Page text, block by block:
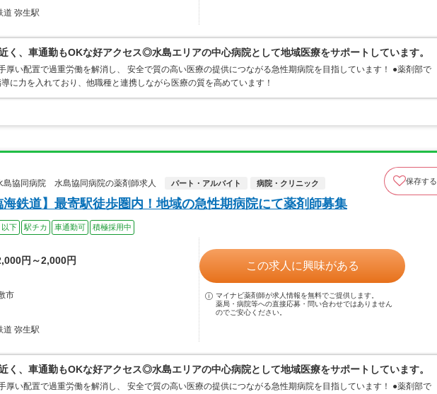
道 弥生駅
く、車通勤もOKな好アクセス◎水島エリアの中心病院として地域医療をサポートしています。
厚い配置で過重労働を解消し、 安全で質の高い医療の提供につながる急性期病院を目指しています！ ●薬剤部で
に力を入れており、他職種と連携しながら医療の質を高めています！
協同病院 水島協同病院の薬剤師求人
パート・アルバイト 病院・クリニック 保存する
海鉄道】最寄駅徒歩圏内！地域の急性期病院にて薬剤師募集
以下 駅チカ 車通勤可 積極採用中
円～2,000円
市
道 弥生駅
この求人に興味がある
マイナビ薬剤師が求人情報を無料でご提供します。
薬局・病院等への直接応募・問い合わせではありません
のでご安心ください。
く、車通勤もOKな好アクセス◎水島エリアの中心病院として地域医療をサポートしています。
厚い配置で過重労働を解消し、 安全で質の高い医療の提供につながる急性期病院を目指しています！ ●薬剤部で